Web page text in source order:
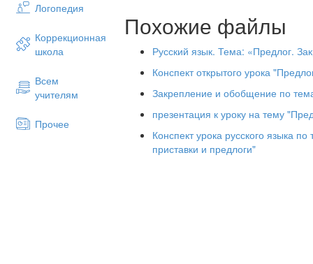
Логопедия
Коррекционная
школа
Всем
учителям
Прочее
Похожие файлы
Русский язык. Тема: «Предлог.
Конспект открытого урока
Закрепление и обобщение по
презентация к уроку на тему
Конспект урока русского языка
приставки и предлоги"